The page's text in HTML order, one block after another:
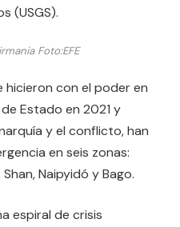
(USGS).
Foto:EFE
hicieron con el poder en
Estado en 2021 y
y el conflicto, han
en seis zonas:
Naipyidó y Bago.
espiral de crisis